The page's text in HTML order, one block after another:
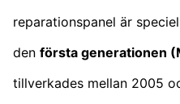
reparationspanel är
den första generationen
tillverkades mellan 2005